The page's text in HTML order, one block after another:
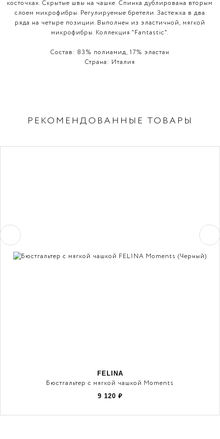
косточках. Скрытые швы на чашке. Спинка дублирована вторым
слоем микрофибры. Регулируемые бретели. Застежка в два
ряда на четыре позиции. Выполнен из эластичной, мягкой
микрофибры. Коллекция "Fantastic".
Состав: 83% полиамид, 17% эластан
Страна: Италия
РЕКОМЕНДОВАННЫЕ ТОВАРЫ
FELINA
Бюстгальтер с мягкой чашкой Moments
9 120 ₽